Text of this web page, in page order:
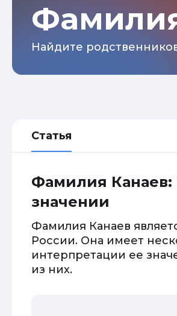
Найдите
Статья
Фамилия
значении
Фамилия Канаев
России. Она имеет
интерпретации ее
из них.